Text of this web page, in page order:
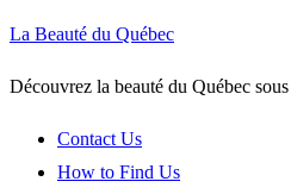
La Beauté du Québec
Découvrez la beauté du Québec sous
Contact Us
How to Find Us